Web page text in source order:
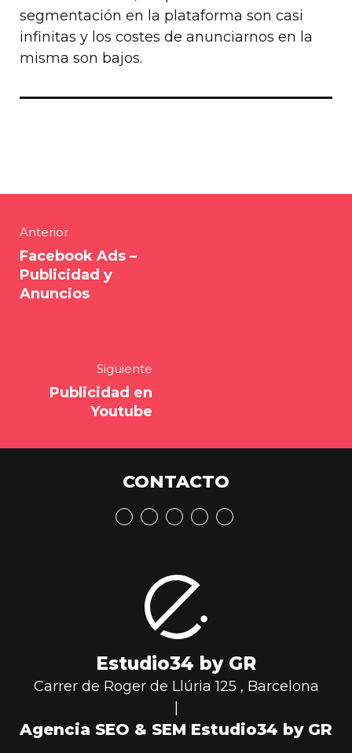
segmentación en la plataforma son casi
infinitas y los costes de anunciarnos en la
misma son bajos.
Anterior
Facebook Ads –
Publicidad y
Anuncios
Siguiente
Publicidad en
Youtube
CONTACTO
Estudio34 by GR
Carrer de Roger de Llúria 125 , Barcelona
Agencia SEO & SEM Estudio34 by GR